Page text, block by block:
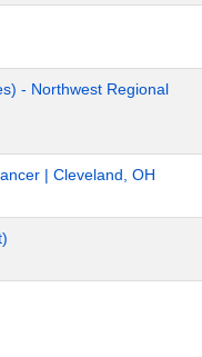
- Northwest Regional
| Cleveland, OH